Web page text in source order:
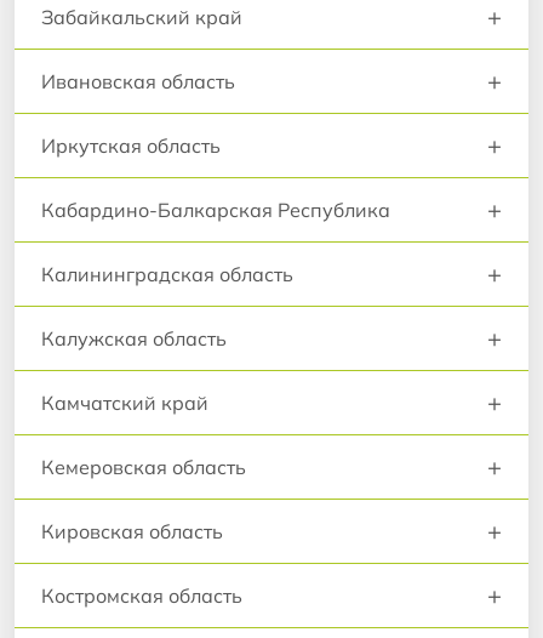
Забайкальский край +
Ивановская область +
Иркутская область +
Кабардино-Балкарская Республика +
Калининградская область +
Калужская область +
Камчатский край +
Кемеровская область +
Кировская область +
Костромская область +